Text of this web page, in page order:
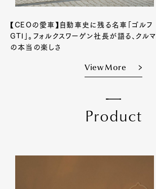
【CEOの愛車】自動車史に残る名車「ゴルフ
GTI」。フォルクスワーゲン社長が語る、クルマ
の本当の楽しさ
View More
Product